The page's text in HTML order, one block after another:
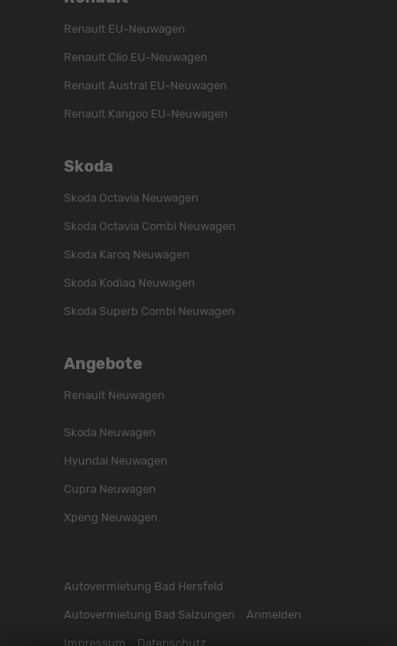
Renault EU-Neuwagen
Renault Clio EU-Neuwagen
Renault Austral EU-Neuwagen
Renault Kangoo EU-Neuwagen
Skoda
Skoda Octavia Neuwagen
Skoda Octavia Combi Neuwagen
Skoda Karoq Neuwagen
Skoda Kodiaq Neuwagen
Skoda Superb Combi Neuwagen
Angebote
Renault Neuwagen
Skoda Neuwagen
Hyundai Neuwagen
Cupra Neuwagen
Xpeng Neuwagen
Autovermietung Bad Hersfeld
Autovermietung Bad Salzungen Anmelden
Impressum Datenschutz